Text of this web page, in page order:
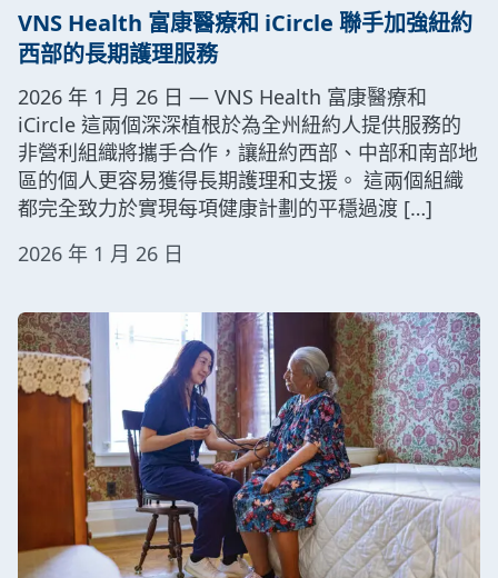
VNS Health 富康醫療和 iCircle 聯手加強紐約
西部的長期護理服務
2026 年 1 月 26 日 — VNS Health 富康醫療和
iCircle 這兩個深深植根於為全州紐約人提供服務的
非營利組織將攜手合作，讓紐約西部、中部和南部地
區的個人更容易獲得長期護理和支援。 這兩個組織
都完全致力於實現每項健康計劃的平穩過渡 […]
2026 年 1 月 26 日